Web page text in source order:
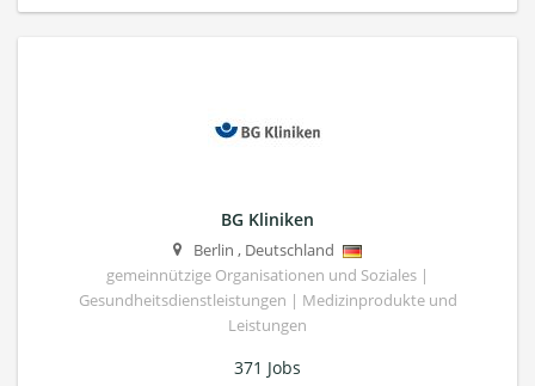
BG Kliniken
Berlin , Deutschland
gemeinnützige Organisationen und Soziales |
Gesundheitsdienstleistungen | Medizinprodukte und
Leistungen
371 Jobs